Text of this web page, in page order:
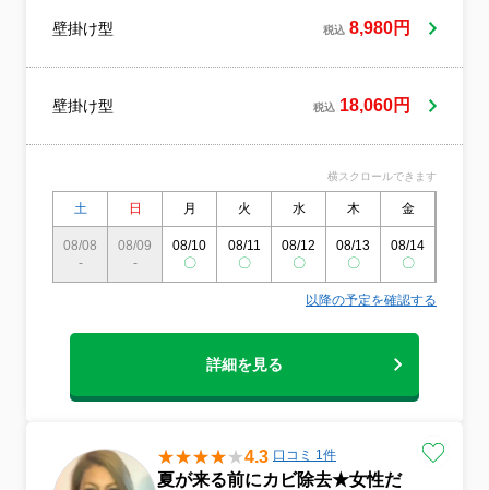
かりやすくご案内し、安心してご依頼いた
壁掛け型 税込 8,980円
壁掛け型 税込 18,060円
横スクロールできます
土 日 月 火 水 木 金
08/08
-
08/09
-
08/10
〇
08/11
〇
08/12
〇
08/13
〇
08/14
〇
以降の予定を確認する
詳細を見る
4.3 口コミ 1件
夏が来る前にカビ除去★女性だ